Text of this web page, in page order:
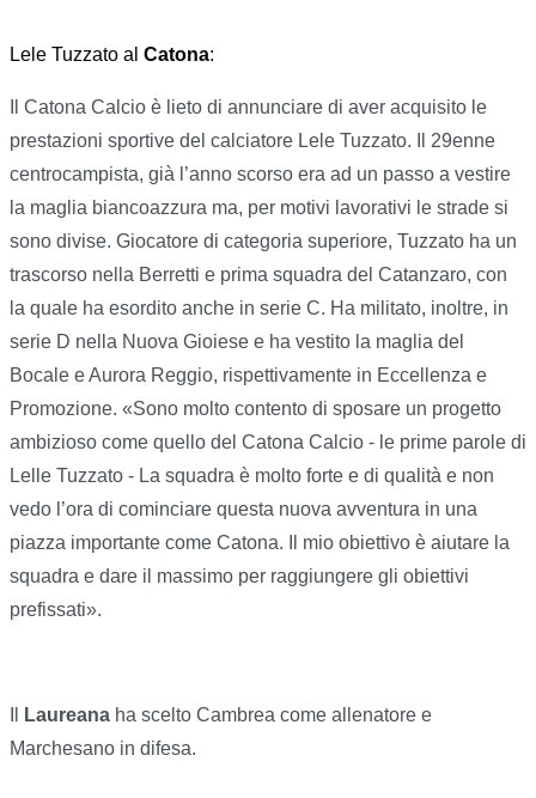
Lele Tuzzato al Catona:
Il Catona Calcio è lieto di annunciare di aver acquisito le
prestazioni sportive del calciatore Lele Tuzzato. Il 29enne
centrocampista, già l’anno scorso era ad un passo a vestire
la maglia biancoazzura ma, per motivi lavorativi le strade si
sono divise. Giocatore di categoria superiore, Tuzzato ha un
trascorso nella Berretti e prima squadra del Catanzaro, con
la quale ha esordito anche in serie C. Ha militato, inoltre, in
serie D nella Nuova Gioiese e ha vestito la maglia del
Bocale e Aurora Reggio, rispettivamente in Eccellenza e
Promozione. «Sono molto contento di sposare un progetto
ambizioso come quello del Catona Calcio - le prime parole di
Lelle Tuzzato - La squadra è molto forte e di qualità e non
vedo l’ora di cominciare questa nuova avventura in una
piazza importante come Catona. Il mio obiettivo è aiutare la
squadra e dare il massimo per raggiungere gli obiettivi
prefissati».
Laureana ha scelto Cambrea come allenatore e
Marchesano in difesa.